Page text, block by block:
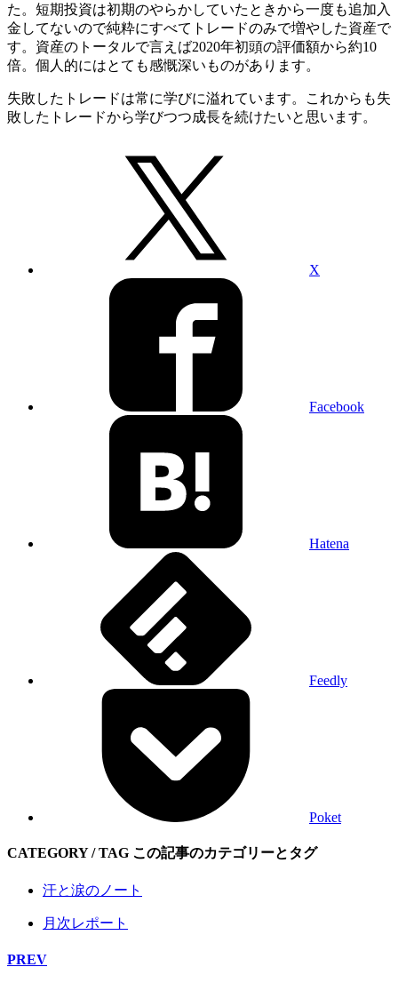
た。短期投資は初期のやらかしていたときから一度も追加入
金してないので純粋にすべてトレードのみで増やした資産で
す。資産のトータルで言えば2020年初頭の評価額から約10
倍。個人的にはとても感慨深いものがあります。
失敗したトレードは常に学びに溢れています。これからも失
敗したトレードから学びつつ成長を続けたいと思います。
X
Facebook
Hatena
Feedly
Poket
CATEGORY / TAG この記事のカテゴリーとタグ
汗と涙のノート
月次レポート
PREV